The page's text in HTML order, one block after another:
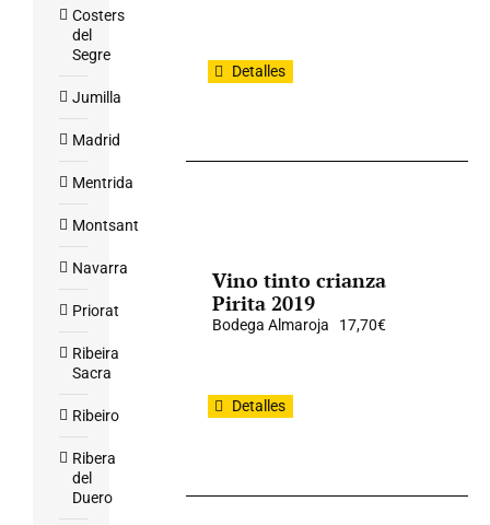
Detalles
Vino tinto crianza
Pirita 2019
Bodega Almaroja 17,70€
Detalles
Costers
del
Segre
Jumilla
Madrid
Mentrida
Montsant
Navarra
Priorat
Ribeira
Sacra
Ribeiro
Ribera
del
Duero